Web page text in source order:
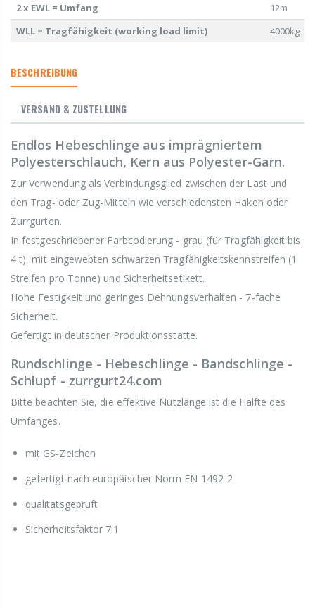
2 x EWL = Umfang
12m
WLL = Tragfähigkeit (working load limit)
4000kg
BESCHREIBUNG
VERSAND & ZUSTELLUNG
Endlos Hebeschlinge aus imprägniertem
Polyesterschlauch, Kern aus Polyester-Garn.
Zur Verwendung als Verbindungsglied zwischen der Last und
den Trag- oder Zug-Mitteln wie verschiedensten Haken oder
Zurrgurten.
In festgeschriebener Farbcodierung - grau (für Tragfähigkeit bis
4 t), mit eingewebten schwarzen Tragfähigkeitskennstreifen (1
Streifen pro Tonne) und Sicherheitsetikett.
Hohe Festigkeit und geringes Dehnungsverhalten - 7-fache
Sicherheit.
Gefertigt in deutscher Produktionsstätte.
Rundschlinge - Hebeschlinge - Bandschlinge -
Schlupf - zurrgurt24.com
Bitte beachten Sie, die effektive Nutzlänge ist die Hälfte des
Umfanges.
mit GS-Zeichen
gefertigt nach europäischer Norm EN 1492-2
qualitätsgeprüft
Sicherheitsfaktor 7:1